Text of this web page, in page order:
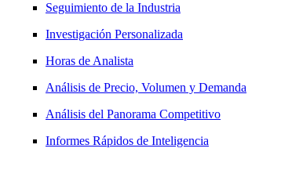
Seguimiento de la Industria
Investigación Personalizada
Horas de Analista
Análisis de Precio, Volumen y Demanda
Análisis del Panorama Competitivo
Informes Rápidos de Inteligencia